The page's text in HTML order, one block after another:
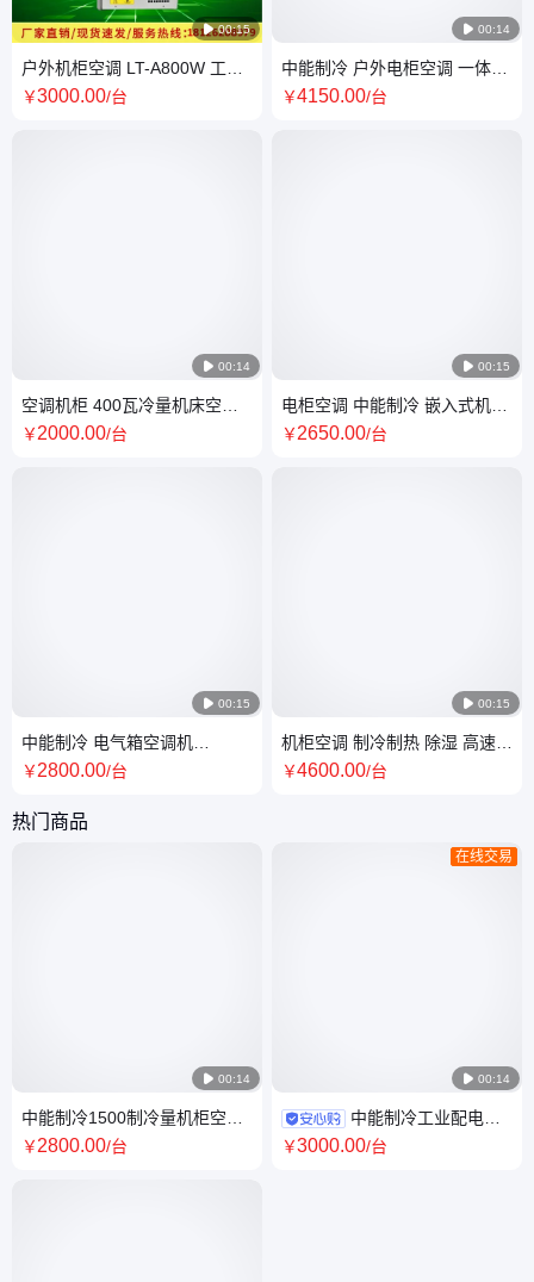
 00:15
户外机柜空调 LT-A800W 工业
配电箱高温防雨通讯柜散热 全
￥3000.00/台
 00:14
空调机柜 400瓦冷量机床空调
电气柜恒温空调柜厂家
￥2000.00/台
 00:15
中能制冷 电气箱空调机
A1500P_A 工业机柜空调 源头
￥2800.00/台
 00:14
中能制冷 户外电柜空调 一体化
电气机柜制冷空调
￥4150.00/台
 00:15
电柜空调 中能制冷 嵌入式机柜
空调 室内散热降温用
￥2650.00/台
 00:15
机柜空调 制冷制热 除湿 高速闸
机制冷设备 中能制冷 工厂
￥4600.00/台
热门商品
 00:14
中能制冷1500制冷量机柜空调
220V电压500风量 热镀锌板高
￥2800.00/台
 00:14
在线交易
中能制冷工业配电箱
高温通讯柜散热 户外机柜空调
￥3000.00/台